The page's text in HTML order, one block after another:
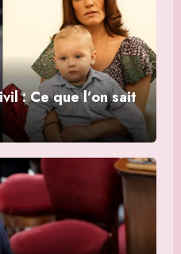
: Ce que l’on sait